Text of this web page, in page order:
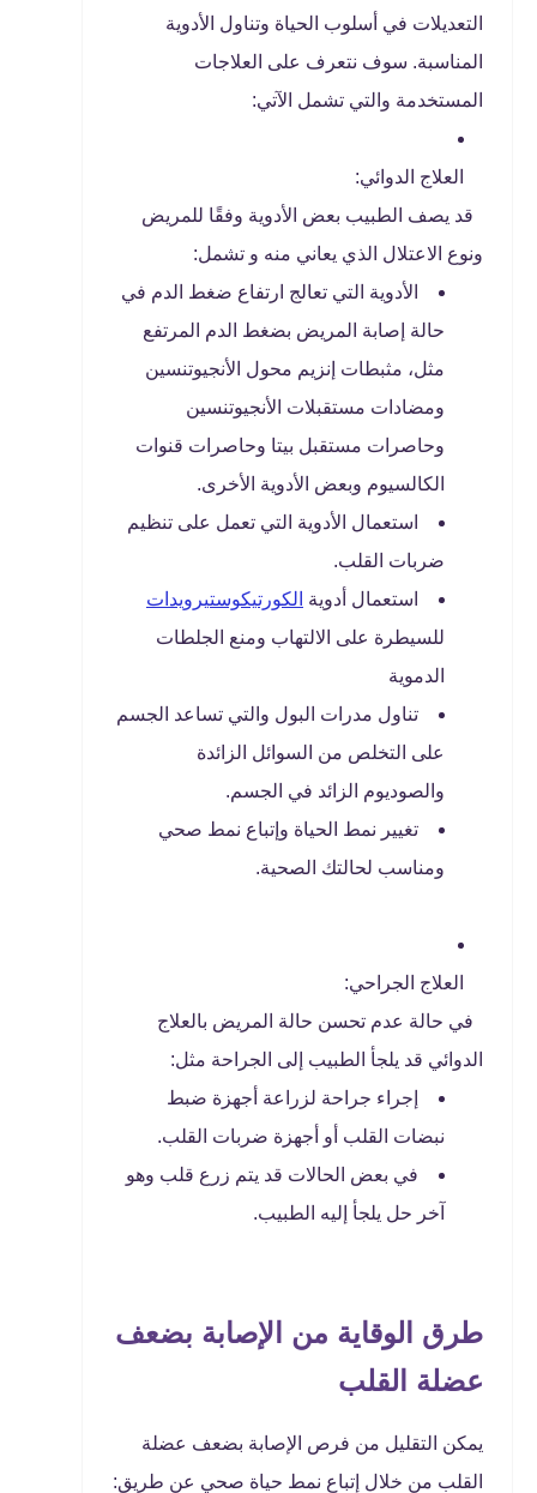
التعديلات في أسلوب الحياة وتناول الأدوية
المناسبة. سوف نتعرف على العلاجات
المستخدمة والتي تشمل الآتي:
العلاج الدوائي:
قد يصف الطبيب بعض الأدوية وفقًا للمريض
ونوع الاعتلال الذي يعاني منه و تشمل:
الأدوية التي تعالج ارتفاع ضغط الدم في
حالة إصابة المريض بضغط الدم المرتفع
مثل، مثبطات إنزيم محول الأنجيوتنسين
ومضادات مستقبلات الأنجيوتنسين
وحاصرات مستقبل بيتا وحاصرات قنوات
الكالسيوم وبعض الأدوية الأخرى.
استعمال الأدوية التي تعمل على تنظيم
ضربات القلب.
استعمال أدوية الكورتيكوستيرويدات
للسيطرة على الالتهاب ومنع الجلطات
الدموية
تناول مدرات البول والتي تساعد الجسم
على التخلص من السوائل الزائدة
والصوديوم الزائد في الجسم.
تغيير نمط الحياة وإتباع نمط صحي
ومناسب لحالتك الصحية.
العلاج الجراحي:
في حالة عدم تحسن حالة المريض بالعلاج
الدوائي قد يلجأ الطبيب إلى الجراحة مثل:
إجراء جراحة لزراعة أجهزة ضبط
نبضات القلب أو أجهزة ضربات القلب.
في بعض الحالات قد يتم زرع قلب وهو
آخر حل يلجأ إليه الطبيب.
طرق الوقاية من الإصابة بضعف
عضلة القلب
يمكن التقليل من فرص الإصابة بضعف عضلة
القلب من خلال إتباع نمط حياة صحي عن طريق: